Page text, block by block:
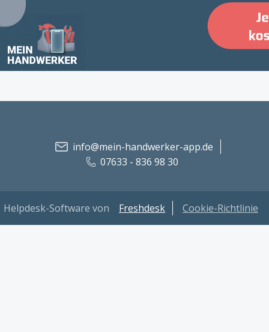
info@mein-handwerker-app.de
07633 - 836 98 30
Helpdesk-Software von Freshdesk Cookie-Richtlinie